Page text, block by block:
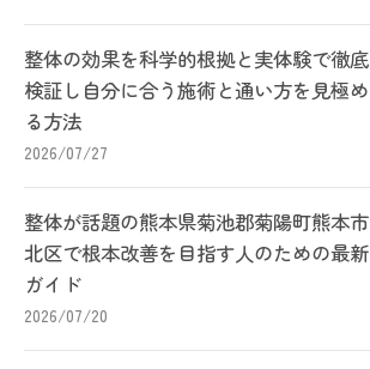
整体の効果を科学的根拠と実体験で徹底
検証し自分に合う施術と通い方を見極め
る方法
2026/07/27
整体が話題の熊本県菊池郡菊陽町熊本市
北区で根本改善を目指す人のための最新
ガイド
2026/07/20